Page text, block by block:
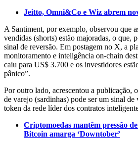
Jeitto, Omni&Co e Wiz abrem
A Santiment, por exemplo, observou que
vendidas (shorts) estão majoradas, o que,
sinal de reversão. Em postagem no X, a
monitoramento e inteligência on-chain
caiu para US$ 3.700 e os investidores
pânico”.
Por outro lado, acrescentou a publicação,
de varejo (sardinhas) pode ser um sinal de
token da rede líder dos contratos
Criptomoedas mantêm pressão
Bitcoin amarga ‘Downtober’